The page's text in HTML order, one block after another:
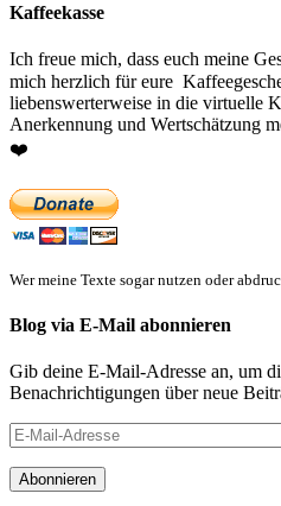
Kaffeekasse
Ich freue mich, dass euch meine
mich herzlich für eure
liebenswerterweise in die virtuelle
Anerkennung und Wertschätzung
❤️
Wer meine Texte sogar nutzen oder
Blog via E-Mail abonnieren
Gib deine E-Mail-Adresse an, um
Benachrichtigungen über neue
E-
Mail-
Adresse
Abonnieren